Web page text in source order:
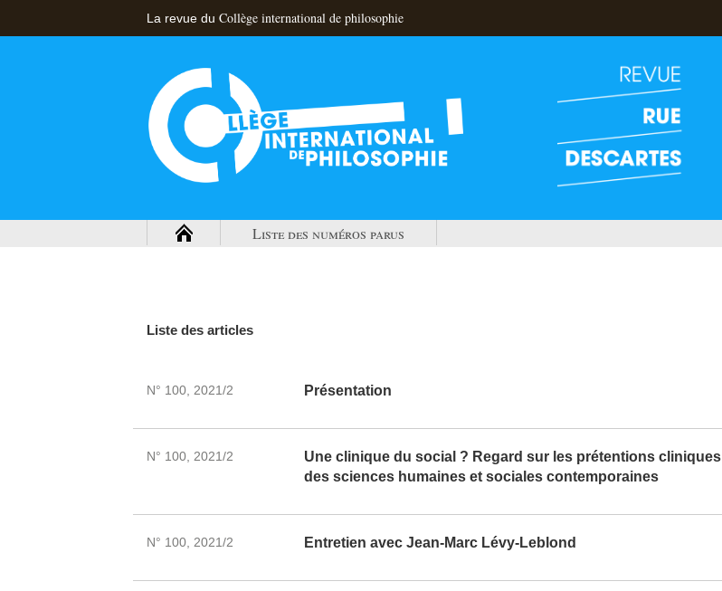
La revue du Collège international de philosophie
Liste des numéros parus
Liste des articles
N° 100, 2021/2 Présentation
N° 100, 2021/2
Une clinique du social ? Regard sur les prétentions cliniques
des sciences humaines et sociales contemporaines
N° 100, 2021/2 Entretien avec Jean-Marc Lévy-Leblond